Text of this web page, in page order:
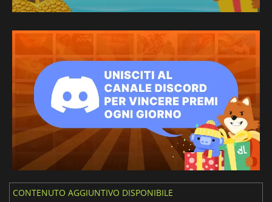
CONTENUTO AGGIUNTIVO DISPONIBILE